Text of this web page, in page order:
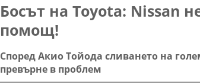
Босът на Toyota: Nissan
помощ!
Според Акио Тойода сливането на
превърне в проблем